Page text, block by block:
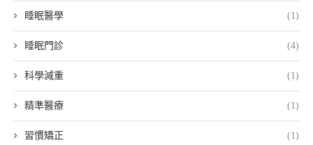
睡眠醫學 (1)
睡眠門診 (4)
科學減重 (1)
精準醫療 (1)
習慣矯正 (1)